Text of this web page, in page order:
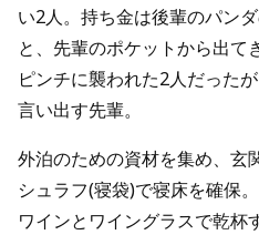
い2人。持ち金は後輩のパン
と、先輩のポケットから出て
ピンチに襲われた2人だった
言い出す先輩。
外泊のための資材を集め、玄
シュラフ(寝袋)で寝床を確保
ワインとワイングラスで乾杯